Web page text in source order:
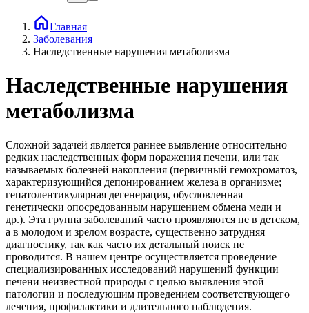
Главная
Заболевания
Наследственные нарушения метаболизма
Наследственные нарушения
метаболизма
Сложной задачей является раннее выявление относительно
редких наследственных форм поражения печени, или так
называемых болезней накопления (первичный гемохроматоз,
характеризующийся депонированием железа в организме;
гепатолентикулярная дегенерация, обусловленная
генетически опосредованным нарушением обмена меди и
др.). Эта группа заболеваний часто проявляются не в детском,
а в молодом и зрелом возрасте, существенно затрудняя
диагностику, так как часто их детальный поиск не
проводится. В нашем центре осуществляется проведение
специализированных исследований нарушений функции
печени неизвестной природы с целью выявления этой
патологии и последующим проведением соответствующего
лечения, профилактики и длительного наблюдения.